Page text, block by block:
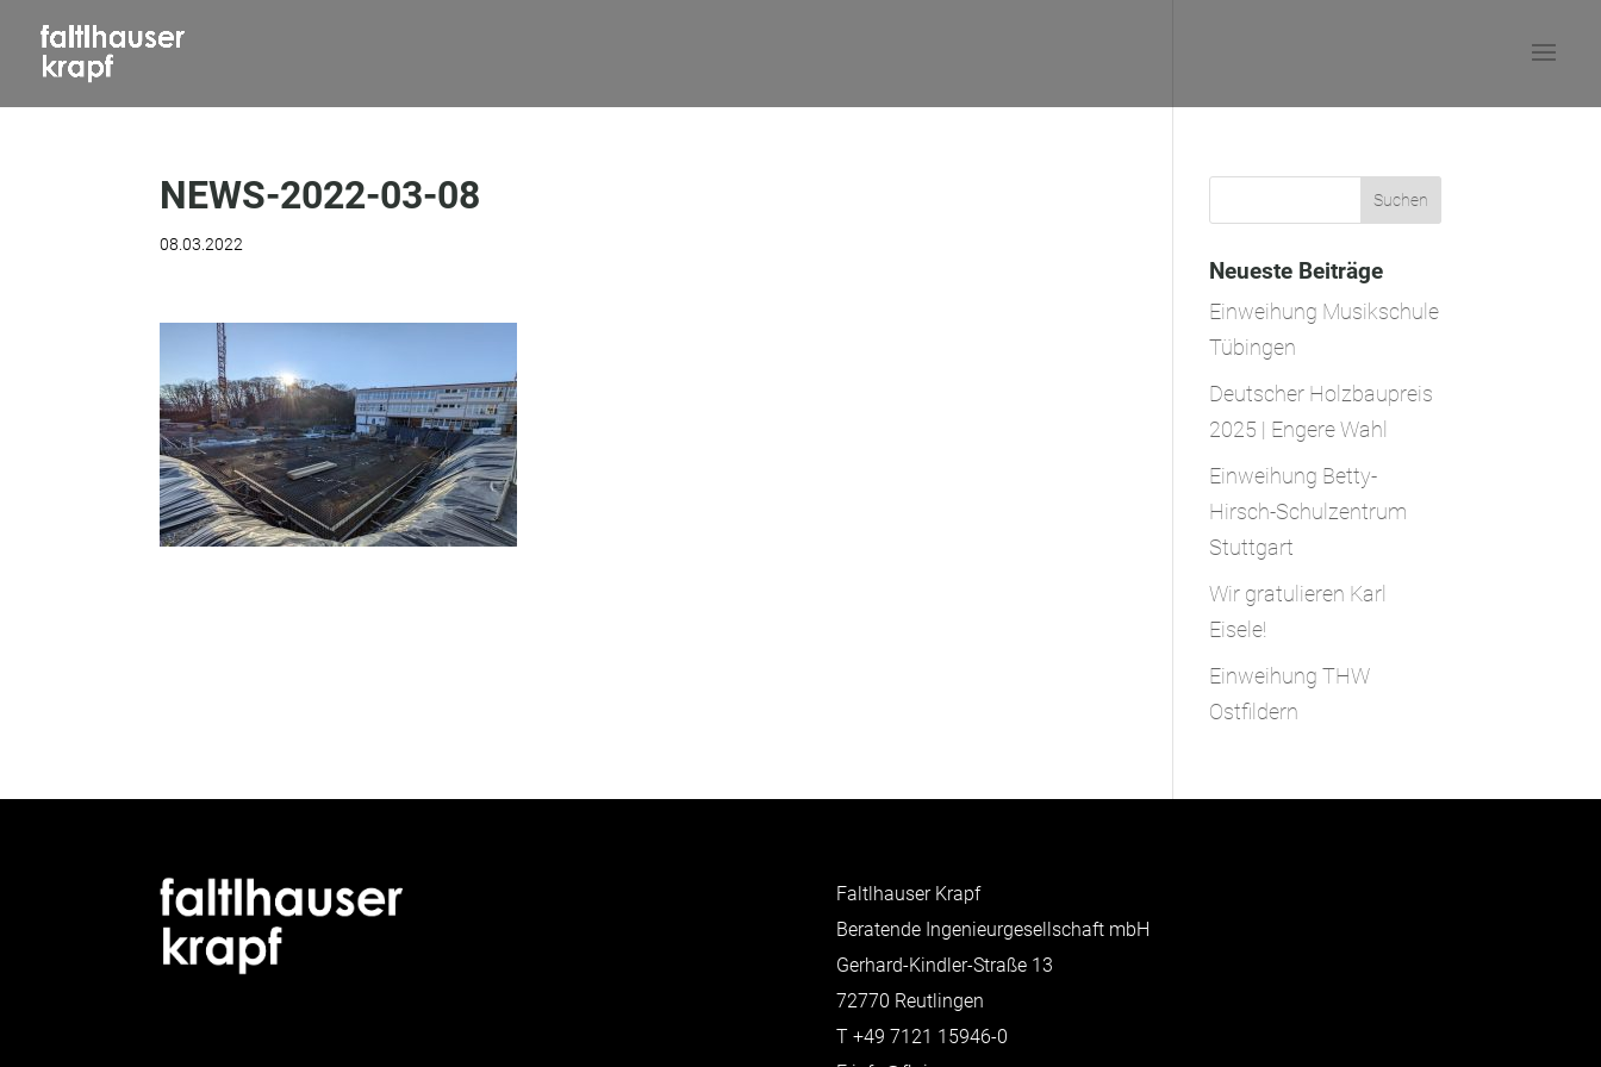
NEWS-2022-03-08
08.03.2022
Neueste Beiträge
Einweihung Musikschule
Tübingen
Deutscher Holzbaupreis
2025 | Engere Wahl
Einweihung Betty-
Hirsch-Schulzentrum
Stuttgart
Wir gratulieren Karl
Eisele!
Einweihung THW
Ostfildern
Faltlhauser Krapf
Beratende Ingenieurgesellschaft mbH
Gerhard-Kindler-Straße 13
72770 Reutlingen
T +49 7121 15946-0